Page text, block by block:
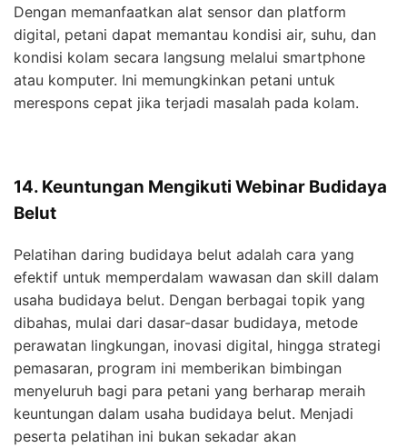
Dengan memanfaatkan alat sensor dan platform
digital, petani dapat memantau kondisi air, suhu, dan
kondisi kolam secara langsung melalui smartphone
atau komputer. Ini memungkinkan petani untuk
merespons cepat jika terjadi masalah pada kolam.
14. Keuntungan Mengikuti Webinar Budidaya
Belut
Pelatihan daring budidaya belut adalah cara yang
efektif untuk memperdalam wawasan dan skill dalam
usaha budidaya belut. Dengan berbagai topik yang
dibahas, mulai dari dasar-dasar budidaya, metode
perawatan lingkungan, inovasi digital, hingga strategi
pemasaran, program ini memberikan bimbingan
menyeluruh bagi para petani yang berharap meraih
keuntungan dalam usaha budidaya belut. Menjadi
peserta pelatihan ini bukan sekadar akan